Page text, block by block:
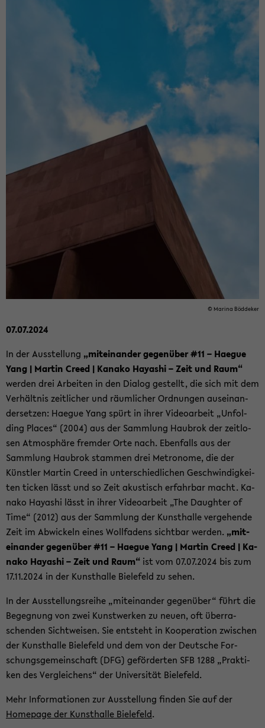
© Ma­ri­na Böd­de­ker
07.07.2024
In der Aus­stel­lung „mit­ein­an­der ge­gen­über #11 – Ha­e­gue
Yang | Mar­tin Creed | Ka­na­ko Ha­ya­shi – Zeit und Raum“
wer­den drei Ar­bei­ten in den Dia­log ge­stellt, die sich mit dem
Ver­hält­nis zeit­li­cher und räum­li­cher Ord­nun­gen aus­ein­an­
der­set­zen: Ha­e­gue Yang spürt in ihrer Vi­deo­ar­beit „Un­fol­
ding Places“ (2004) aus der Samm­lung Hau­brok der zeit­lo­
sen At­mo­sphä­re frem­der Orte nach. Eben­falls aus der
Samm­lung Hau­brok stam­men drei Me­tro­no­me, die der
Künst­ler Mar­tin Creed in un­ter­schied­li­chen Ge­schwin­dig­kei­
ten ti­cken lässt und so Zeit akus­tisch er­fahr­bar macht. Ka­
na­ko Ha­ya­shi lässt in ihrer Vi­deo­ar­beit „The Daugh­ter of
Time“ (2012) aus der Samm­lung der Kunst­hal­le ver­ge­hen­de
Zeit im Ab­wi­ckeln eines Woll­fa­dens sicht­bar wer­den. „mit­
ein­an­der ge­gen­über #11 – Ha­e­gue Yang | Mar­tin Creed | Ka­
na­ko Ha­ya­shi – Zeit und Raum“ ist vom 07.07.2024 bis zum
17.11.2024 in der Kunst­hal­le Bie­le­feld zu sehen.
In der Aus­stel­lungs­rei­he „mit­ein­an­der ge­gen­über“ führt die
Be­geg­nung von zwei Kunst­wer­ken zu neuen, oft über­ra­
schen­den Sicht­wei­sen. Sie ent­steht in Ko­ope­ra­ti­on zwi­schen
der Kunst­hal­le Bie­le­feld und dem von der Deut­sche For­
schungs­ge­mein­schaft (DFG) ge­för­der­ten SFB 1288 „Prak­ti­
ken des Ver­glei­chens“ der Uni­ver­si­tät Bie­le­feld.
Mehr In­for­ma­tio­nen zur Aus­stel­lung fin­den Sie auf der
Home­page der Kunst­hal­le Bie­le­feld.